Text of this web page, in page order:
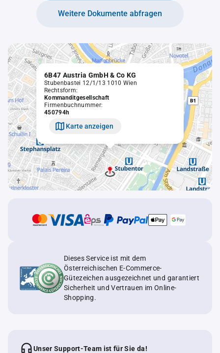
Weitere Dokumente abfragen
6B47 Austria GmbH & Co KG
Stubenbastei 12/1/13 1010 Wien
Rechtsform:
Kommanditgesellschaft
Firmenbuchnummer:
450794h
Karte anzeigen
Dieses Service ist mit dem
Österreichischen E-Commerce-
Gütezeichen ausgezeichnet und garantiert
Sicherheit und Vertrauen im Online-
Shopping.
Unser Support-Team ist für Sie da!